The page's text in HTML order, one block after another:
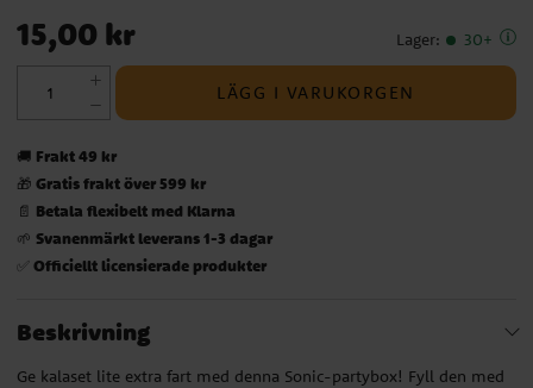
Pris
15,00 kr
15,00 kr Lager: 30+
LÄGG I VARUKORGEN
🚚 Frakt 49 kr
🎁 Gratis frakt över 599 kr
📄 Betala flexibelt med Klarna
🌱 Svanenmärkt leverans 1-3 dagar
✅ Officiellt licensierade produkter
Beskrivning
Ge kalaset lite extra fart med denna Sonic-partybox! Fyll den med